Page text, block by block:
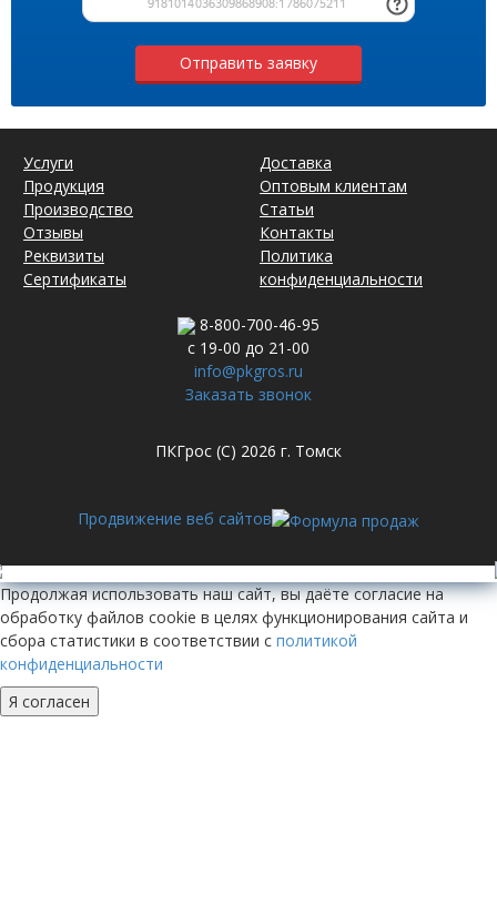
Отправить заявку
Услуги
Продукция
Производство
Отзывы
Реквизиты
Сертификаты
Доставка
Оптовым клиентам
Статьи
Контакты
Политика
конфиденциальности
8-800-700-46-95
с 19-00 до 21-00
info@pkgros.ru
Заказать звонок
ПКГрос (С) 2026 г. Томск
Продвижение веб сайтов
Продолжая использовать наш сайт, вы даёте согласие на
обработку файлов cookie в целях функционирования сайта и
сбора статистики в соответствии с политикой
конфиденциальности
Я согласен